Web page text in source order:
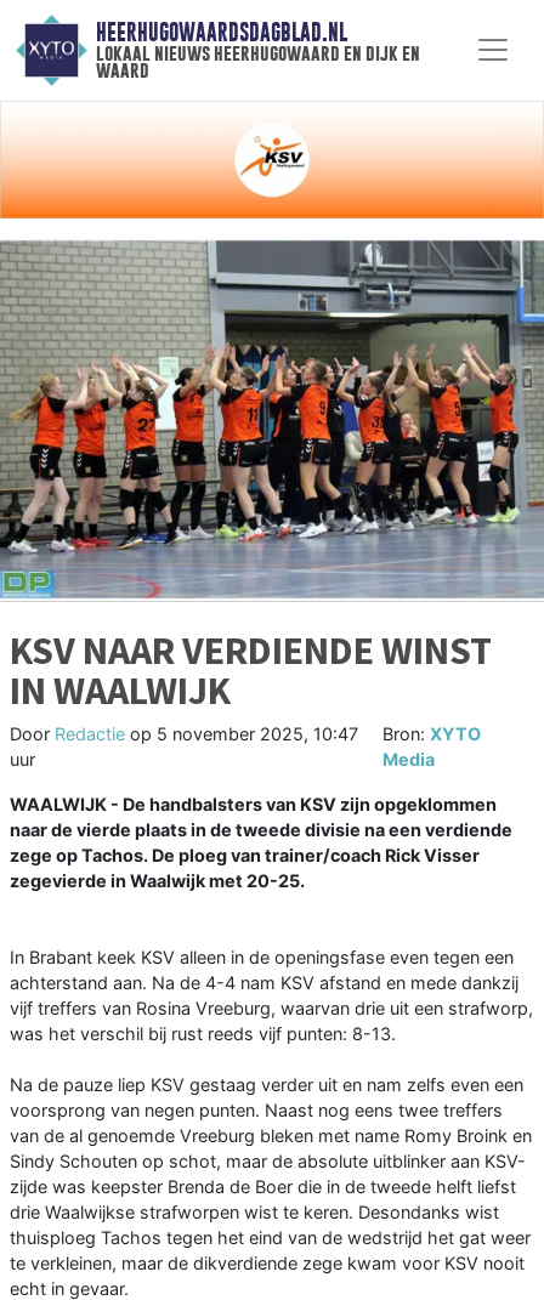
HEERHUGOWAARDSDAGBLAD.NL
lokaal nieuws heerhugowaard en dijk en
waard
KSV NAAR VERDIENDE WINST
IN WAALWIJK
Door Redactie op 5 november 2025, 10:47
uur
Bron:XYTO
Media
WAALWIJK - De handbalsters van KSV zijn opgeklommen
naar de vierde plaats in de tweede divisie na een verdiende
zege op Tachos. De ploeg van trainer/coach Rick Visser
zegevierde in Waalwijk met 20-25.
In Brabant keek KSV alleen in de openingsfase even tegen een
achterstand aan. Na de 4-4 nam KSV afstand en mede dankzij
vijf treffers van Rosina Vreeburg, waarvan drie uit een strafworp,
was het verschil bij rust reeds vijf punten: 8-13.
Na de pauze liep KSV gestaag verder uit en nam zelfs even een
voorsprong van negen punten. Naast nog eens twee treffers
van de al genoemde Vreeburg bleken met name Romy Broink en
Sindy Schouten op schot, maar de absolute uitblinker aan KSV-
zijde was keepster Brenda de Boer die in de tweede helft liefst
drie Waalwijkse strafworpen wist te keren. Desondanks wist
thuisploeg Tachos tegen het eind van de wedstrijd het gat weer
te verkleinen, maar de dikverdiende zege kwam voor KSV nooit
echt in gevaar.